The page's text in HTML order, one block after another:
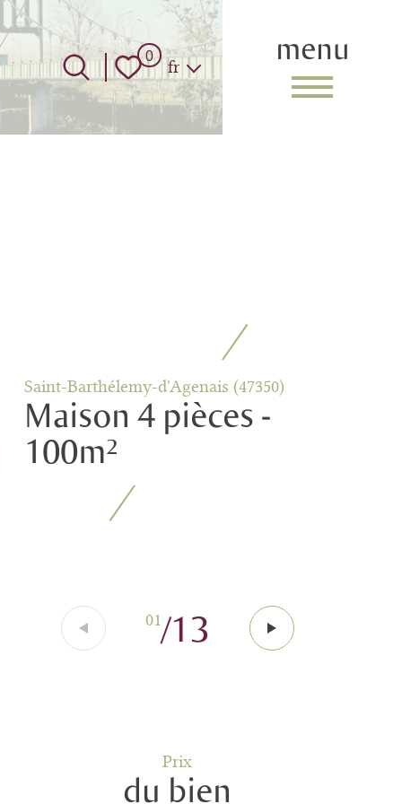
menu
0 Langue
fr
Saint-Barthélemy-d'Agenais (47350)
Maison 4 pièces -
100m²
01/13
Prix
du bien